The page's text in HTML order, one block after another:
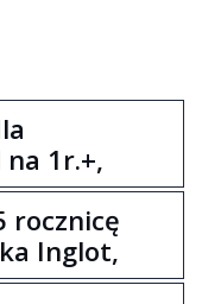
1r.+,
rocznicę
Inglot,